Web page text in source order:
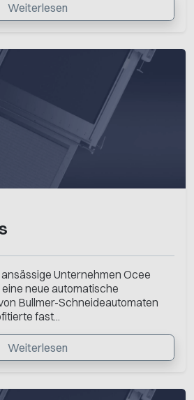
Weiterlesen
Unternehmen Ocee
neue automatische
Bullmer-Schneideautomaten
fast...
Weiterlesen